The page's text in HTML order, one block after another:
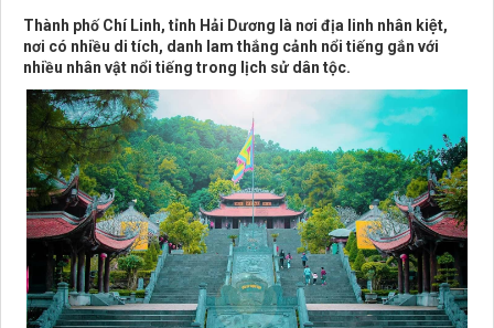
Thành phố Chí Linh, tỉnh Hải Dương là nơi địa linh nhân kiệt,
nơi có nhiều di tích, danh lam thắng cảnh nổi tiếng gắn với
nhiều nhân vật nổi tiếng trong lịch sử dân tộc.